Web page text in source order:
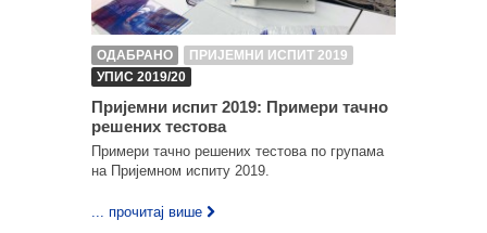
ОДАБРАНО
ПРИЈЕМНИ ИСПИТ 2019
УПИС 2019/20
Пријемни испит 2019: Примери тачно
решених тестова
Примери тачно решених тестова по групама
на Пријемном испиту 2019.
... прочитај више